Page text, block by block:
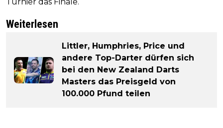
Weiterlesen
Littler, Humphries, Price und
andere Top-Darter dürfen sich
bei den New Zealand Darts
Masters das Preisgeld von
100.000 Pfund teilen